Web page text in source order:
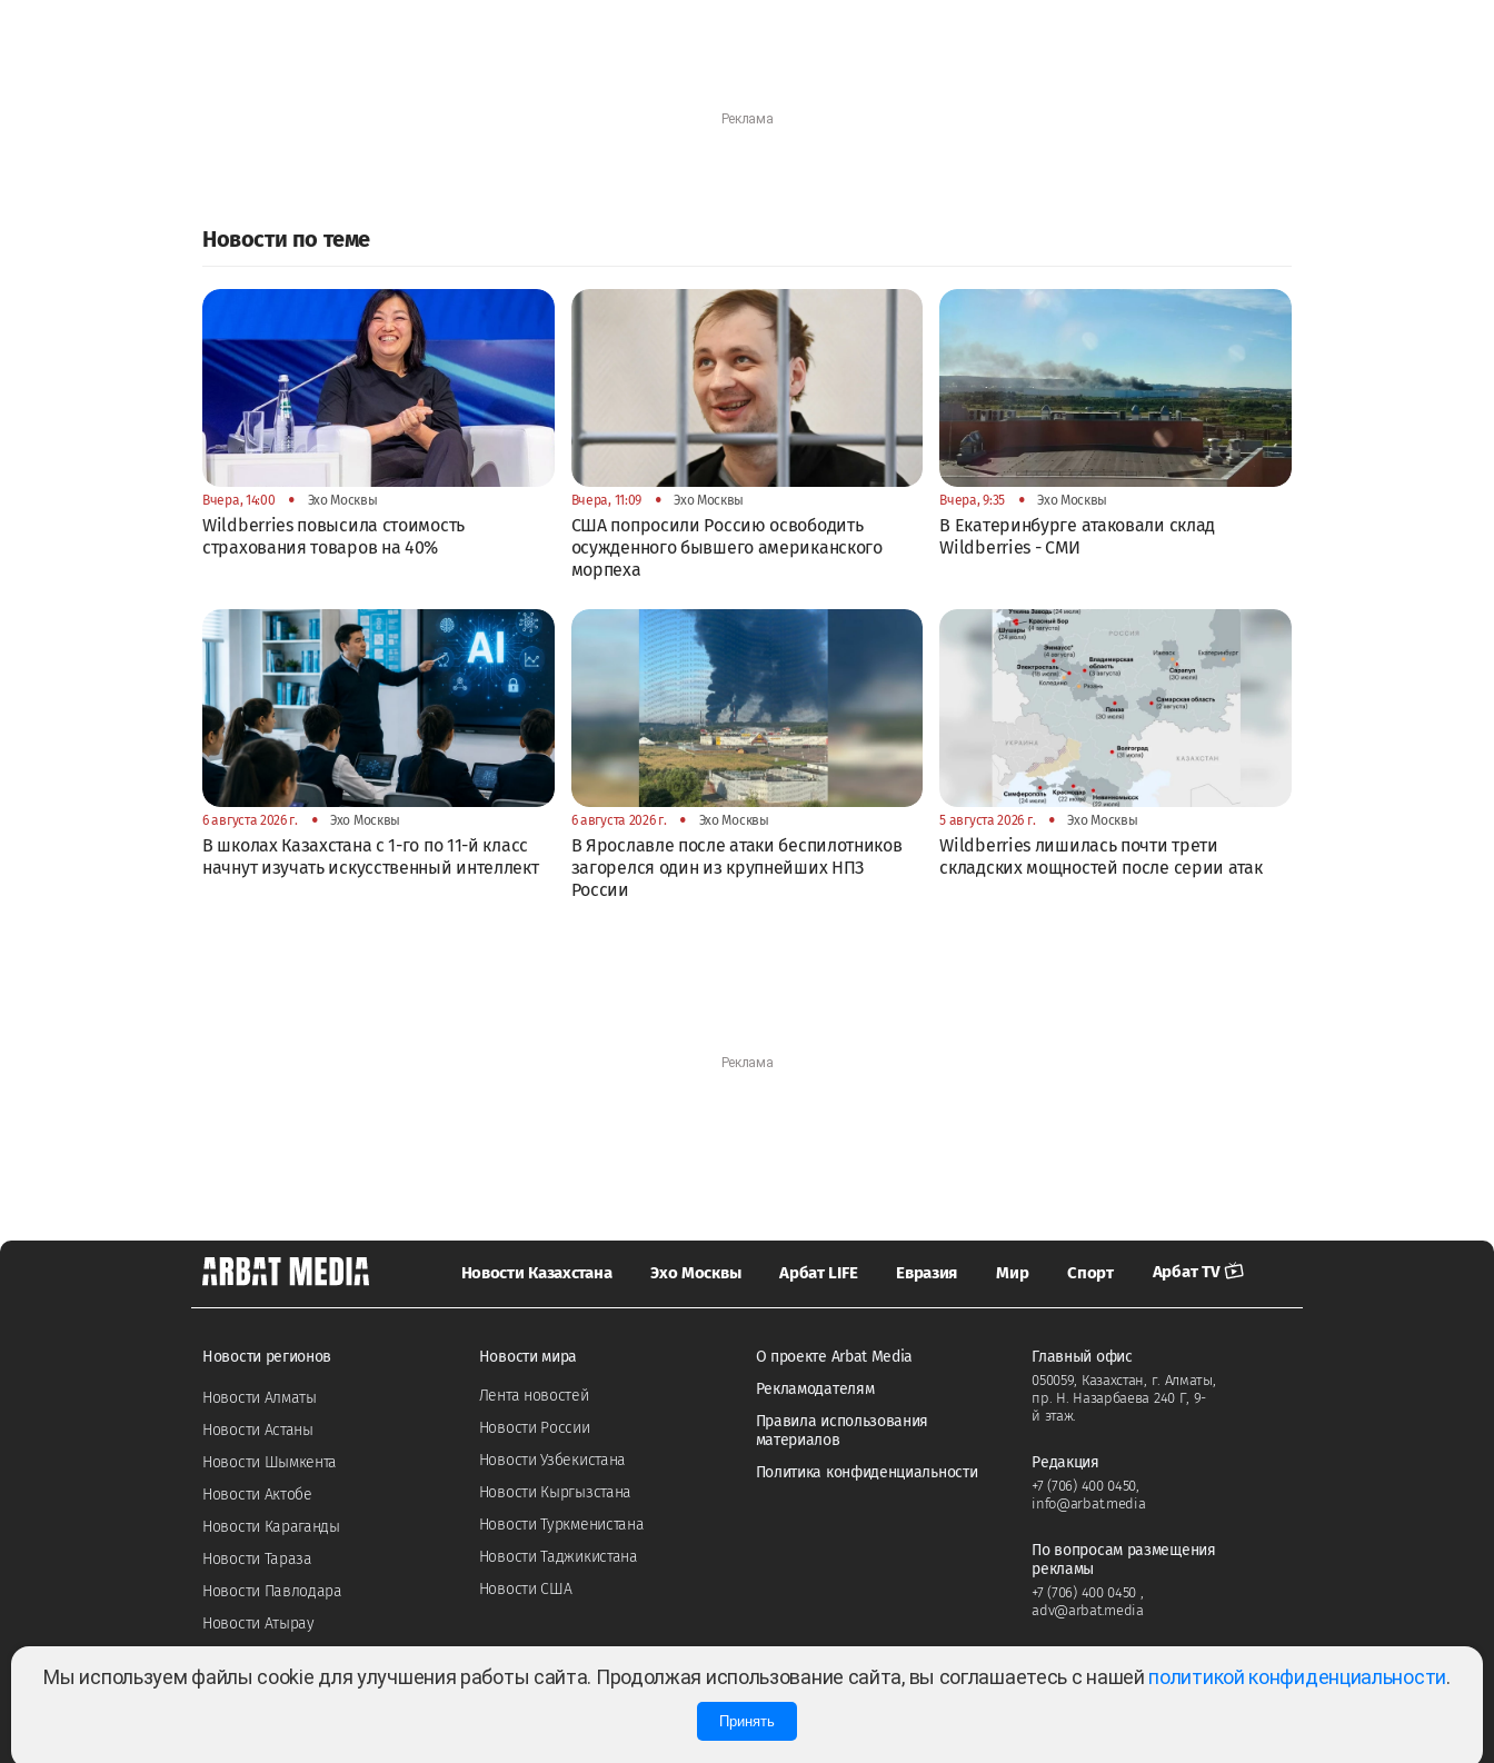
Новости по теме
Вчера, 14:00 • Эхо Москвы
Wildberries повысила стоимость
страхования товаров на 40%
Вчера, 11:09 • Эхо Москвы
США попросили Россию освободить
осужденного бывшего американского
морпеха
Вчера, 9:35 • Эхо Москвы
В Екатеринбурге атаковали склад
Wildberries - СМИ
6 августа 2026 г. • Эхо Москвы
В школах Казахстана с 1-го по 11-й класс
начнут изучать искусственный интеллект
6 августа 2026 г. • Эхо Москвы
В Ярославле после атаки беспилотников
загорелся один из крупнейших НПЗ
России
5 августа 2026 г. • Эхо Москвы
Wildberries лишилась почти трети
складских мощностей после серии атак
Новости Казахстана Эхо Москвы Арбат LIFE Евразия Мир Спорт Арбат TV
Новости регионов
Новости Алматы
Новости Астаны
Новости Шымкента
Новости Актобе
Новости Караганды
Новости Тараза
Новости Павлодара
Новости Атырау
Новости мира
Лента новостей
Новости России
Новости Узбекистана
Новости Кыргызстана
Новости Туркменистана
Новости Таджикистана
Новости США
О проекте Arbat Media
Рекламодателям
Правила использования
материалов
Политика конфиденциальности
Главный офис
050059, Казахстан, г. Алматы,
пр. Н. Назарбаева 240 Г, 9-
й этаж.
Редакция
+7 (706) 400 0450
info@arbat.media
По вопросам размещения
рекламы
+7 (706) 400 0450
adv@arbat.media
Тема:
Мы используем файлы cookie для улучшения работы сайта. Продолжая использование сайта, вы соглашаетесь с нашей политикой конфиденциальности.
Принять